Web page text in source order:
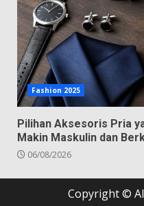
Fashion 2025
Pilihan Aksesoris Pria
Makin Maskulin dan
06/08/2026
Copyright ©